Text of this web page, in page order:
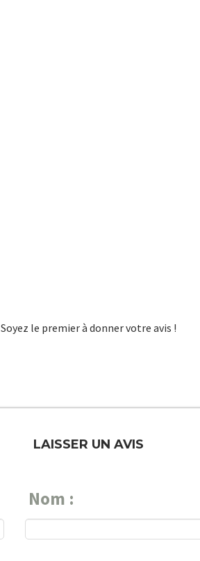
Soyez le premier à donner votre avis !
LAISSER UN AVIS
Nom :